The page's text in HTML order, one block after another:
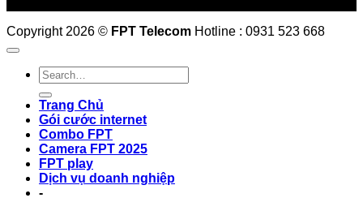
Copyright 2026 © FPT Telecom Hotline : 0931 523 668
Trang Chủ
Gói cước internet
Combo FPT
Camera FPT 2025
FPT play
Dịch vụ doanh nghiệp
-